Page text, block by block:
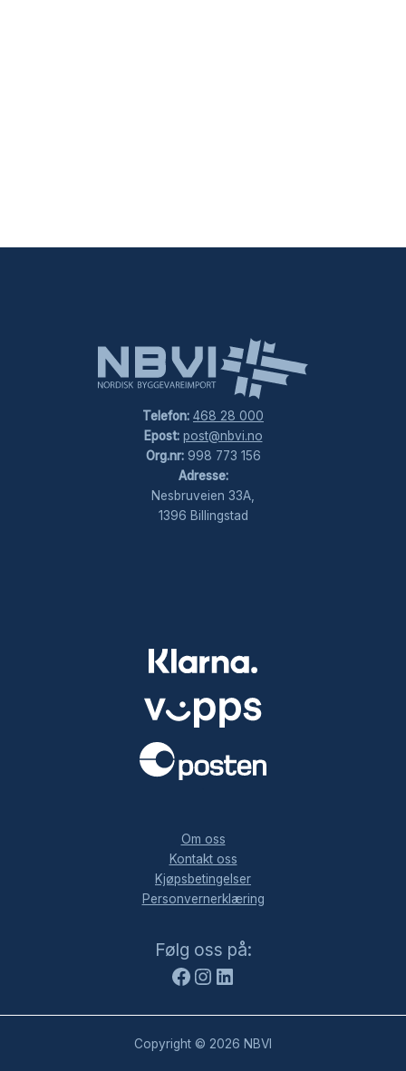
Telefon: 468 28 000
Epost: post@nbvi.no
Org.nr:998 773 156
Adresse:
Nesbruveien 33A,
1396 Billingstad
Om oss
Kontakt oss
Kjøpsbetingelser
Personvernerklæring
Følg oss på:
Facebook
Instagram
LinkedIn
Copyright © 2026 NBVI